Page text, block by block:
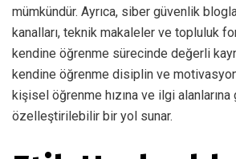
mümkündür. Ayrıca, siber güvenlik
kanalları, teknik makaleler ve topluluk
kendine öğrenme sürecinde değerli
kendine öğrenme disiplin ve
kişisel öğrenme hızına ve ilgi alanlarına
özelleştirilebilir bir yol sunar.